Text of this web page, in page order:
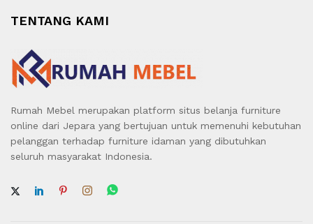
TENTANG KAMI
Rumah Mebel merupakan platform situs belanja furniture
online dari Jepara yang bertujuan untuk memenuhi kebutuhan
pelanggan terhadap furniture idaman yang dibutuhkan
seluruh masyarakat Indonesia.